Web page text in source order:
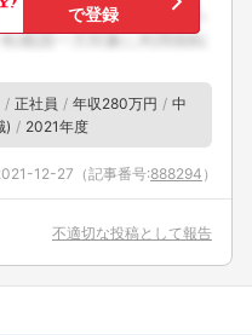
で登録
正社員 年収280万円
中
)
2021年度
12-27 （記事番号:888294 ）
不適切な投稿として報告